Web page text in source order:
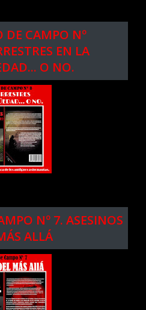
DE CAMPO Nº
EN LA
O NO.
Nº 7. ASESINOS
ALLÁ